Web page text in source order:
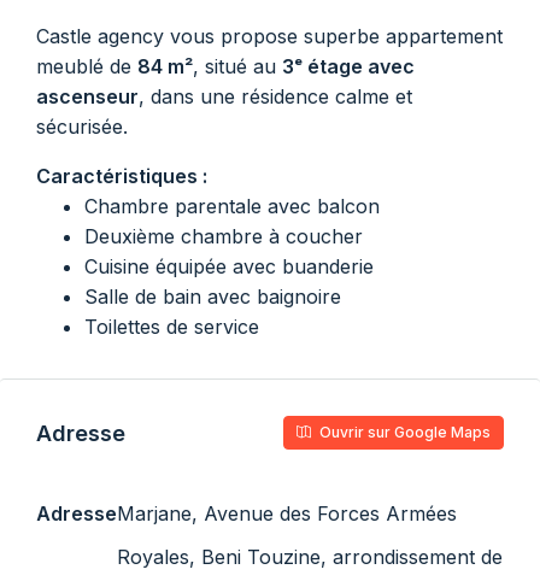
Castle agency vous propose superbe appartement
meublé de 84 m², situé au 3ᵉ étage avec
ascenseur, dans une résidence calme et
sécurisée.
Caractéristiques :
Chambre parentale avec balcon
Deuxième chambre à coucher
Cuisine équipée avec buanderie
Salle de bain avec baignoire
Toilettes de service
Adresse Ouvrir sur Google Maps
AdresseMarjane, Avenue des Forces Armées
Royales, Beni Touzine, arrondissement de